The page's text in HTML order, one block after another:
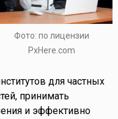
Фото: по лицензии
PxHere.com
для частных
принимать
и эффективно